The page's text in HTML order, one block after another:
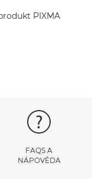
PIXMA
FAQS A
NÁPOVĚDA